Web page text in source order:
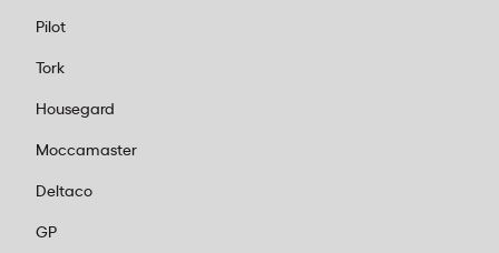
Pilot
Tork
Housegard
Moccamaster
Deltaco
GP